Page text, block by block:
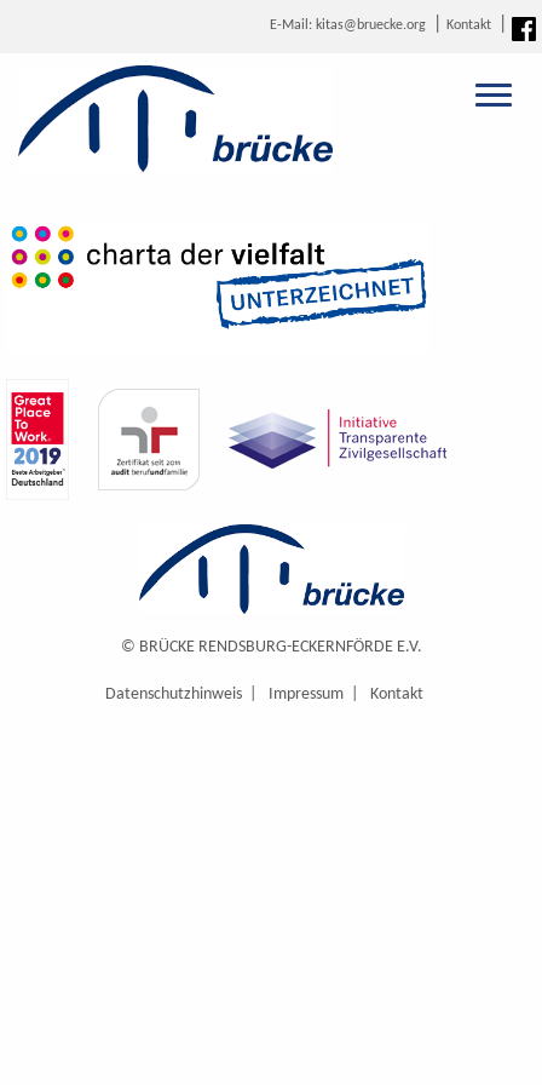
E-Mail: kitas@bruecke.org Kontakt
© BRÜCKE RENDSBURG-ECKERNFÖRDE E.V.
Datenschutzhinweis Impressum Kontakt